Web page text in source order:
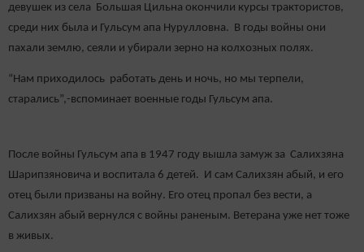
девушек из села Большая Цильна окончили курсы трактористов,
среди них была и Гульсум апа Нурулловна. В годы войны они
пахали землю, сеяли и убирали зерно на колхозных полях.
“Нам приходилось работать день и ночь, но мы терпели,
старались”,-вспоминает военные годы Гульсум апа.
После войны Гульсум апа в 1947 году вышла замуж за Салихзяна
Шарипзяновича и воспитала 6 детей. И сам Салихзян абый, и его
отец были призваны на войну. Его отец пропал без вести, а
Салихзян абый вернулся с войны раненым. Ветерана уже нет тоже
в живых.